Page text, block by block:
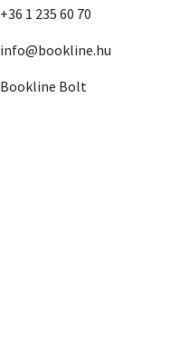
+36 1 235 60 70
info@bookline.hu
Bookline Bolt